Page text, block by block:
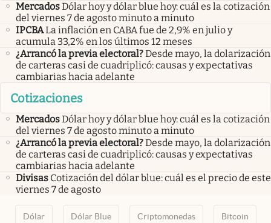
MercadosDólar hoy y dólar blue hoy: cuál es la cotización
del viernes 7 de agosto minuto a minuto
IPCBALa inflación en CABA fue de 2,9% en julio y
acumula 33,2% en los últimos 12 meses
¿Arrancó la previa electoral?Desde mayo, la dolarización
de carteras casi de cuadriplicó: causas y expectativas
cambiarias hacia adelante
Cotizaciones
MercadosDólar hoy y dólar blue hoy: cuál es la cotización
del viernes 7 de agosto minuto a minuto
¿Arrancó la previa electoral?Desde mayo, la dolarización
de carteras casi de cuadriplicó: causas y expectativas
cambiarias hacia adelante
Divisas Cotización del dólar blue: cuál es el precio de este
viernes 7 de agosto
Dólar Dólar Blue Criptomonedas Bitcoin